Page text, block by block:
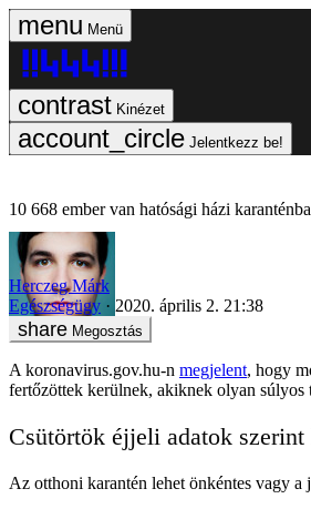
Menü
Kinézet
Jelentkezz be!
10 668 ember van hatósági házi
Herczeg Márk
Egészségügy
2020. április 2. 21:38
Megosztás
A koronavirus.gov.hu-n megjelent, hogy
fertőzöttek kerülnek, akiknek olyan
Csütörtök éjjeli adatok szerint
Az otthoni karantén lehet önkéntes vagy a